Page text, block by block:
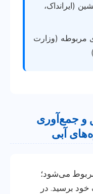
(ایرانداک،
مربوطه (وزارت
و جمع‌آوری
آبی
می‌شود؛
خود برسید. در